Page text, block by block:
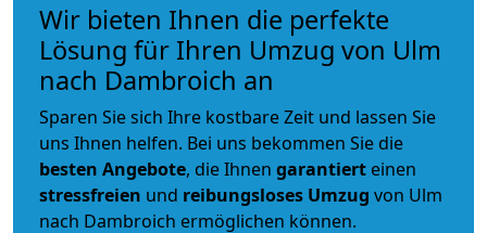
Wir bieten Ihnen die perfekte
Lösung für Ihren Umzug von Ulm
nach Dambroich an
Sparen Sie sich Ihre kostbare Zeit und lassen Sie
uns Ihnen helfen. Bei uns bekommen Sie die
besten Angebote, die Ihnen garantiert einen
stressfreien und reibungsloses Umzug von Ulm
nach Dambroich ermöglichen können.